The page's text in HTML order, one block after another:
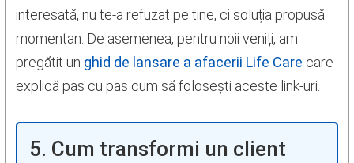
interesată, nu te-a refuzat pe tine, ci soluția propusă
momentan. De asemenea, pentru noii veniți, am
pregătit un ghid de lansare a afacerii Life Care care
explică pas cu pas cum să folosești aceste link-uri.
5. Cum transformi un client